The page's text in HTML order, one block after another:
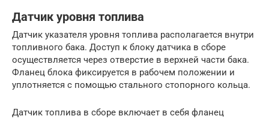
Датчик уровня топлива
Датчик указателя уровня топлива располагается внутри
топливного бака. Доступ к блоку датчика в сборе
осуществляется через отверстие в верхней части бака.
Фланец блока фиксируется в рабочем положении и
уплотняется с помощью стального стопорного кольца.
Датчик топлива в сборе включает в себя фланец